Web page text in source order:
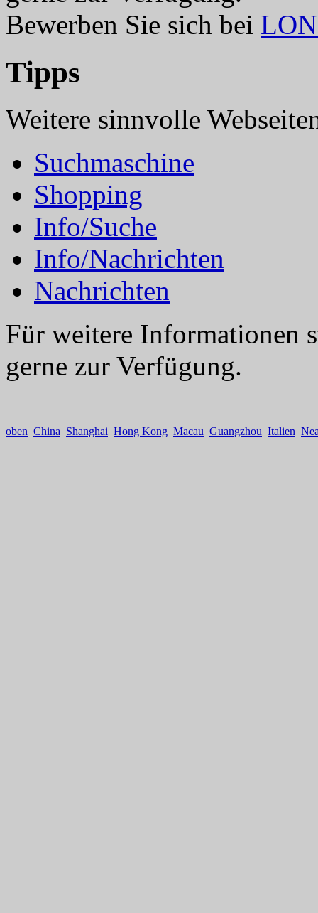
Bewerben Sie sich bei
Tipps
Weitere sinnvolle
Suchmaschine
Shopping
Info/Suche
Info/Nachrichten
Nachrichten
Für weitere Informationen
gerne zur Verfügung.
oben China Shanghai Hong Kong Macau Guangzhou Italien